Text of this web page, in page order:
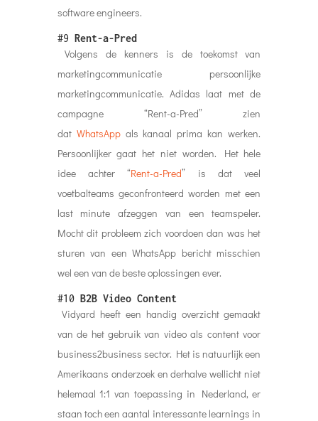
software engineers.
#9 Rent-a-Pred
Volgens de kenners is de toekomst van
marketingcommunicatie persoonlijke
marketingcommunicatie. Adidas laat met de
campagne “Rent-a-Pred” zien
dat WhatsAppals kanaal prima kan werken.
Persoonlijker gaat het niet worden. Het hele
idee achter “Rent-a-Pred” is dat veel
voetbalteams geconfronteerd worden met een
last minute afzeggen van een teamspeler.
Mocht dit probleem zich voordoen dan was het
sturen van een WhatsApp bericht misschien
wel een van de beste oplossingen ever.
#10 B2B Video Content
Vidyard heeft een handig overzicht gemaakt
van de het gebruik van video als content voor
business2business sector. Het is natuurlijk een
Amerikaans onderzoek en derhalve wellicht niet
helemaal 1:1 van toepassing in Nederland, er
staan toch een aantal interessante learnings in